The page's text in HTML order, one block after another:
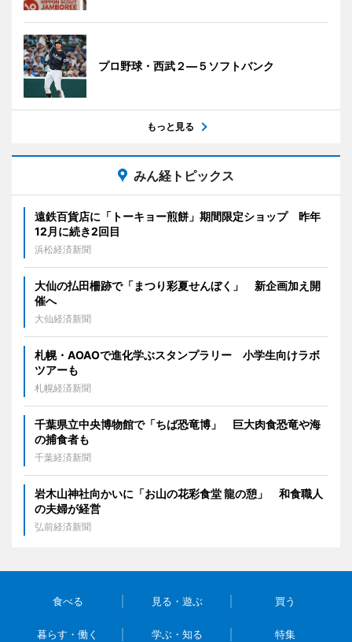
プロ野球・西武２―５ソフトバンク
もっと見る
みん経トピックス
遠鉄百貨店に「トーキョー煎餅」期間限定ショップ 昨年
12月に続き2回目
浜松経済新聞
大仙の払田柵跡で「まつり彩夏せんぼく」 新企画加え開
催へ
大仙経済新聞
札幌・AOAOで進化学ぶスタンプラリー 小学生向けラボ
ツアーも
札幌経済新聞
千葉県立中央博物館で「ちば恐竜博」 巨大肉食恐竜や海
の捕食者も
千葉経済新聞
岩木山神社向かいに「お山の花彩食堂 龍の憩」 和食職人
の夫婦が経営
弘前経済新聞
食べる 見る・遊ぶ 買う
暮らす・働く 学ぶ・知る 特集